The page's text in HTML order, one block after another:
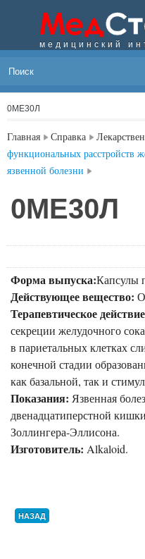
медицинский
0МЕ30Л
Главная Справка
функциональных расстройств
язвенной болезни
0МЕ30Л
Форма выпуска:Капсулы
Действующее вещество:
Терапевтическое
секреции желудочного
в париетальных клетках
конечной стадии
как базальной, так и
Показания: Язвенная
двенадцатиперстной
Золлингера-Эллисона.
Изготовитель: Alkaloid.
НАЗАД